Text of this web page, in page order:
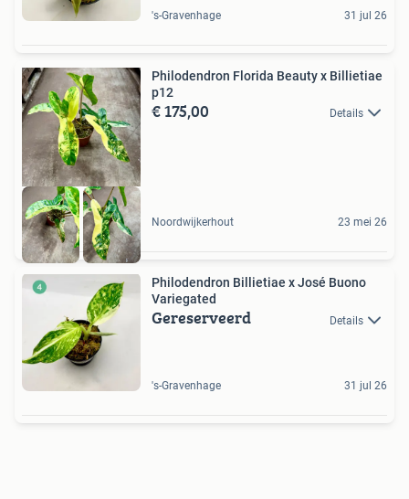
's-Gravenhage 31 jul 26
Philodendron Florida Beauty x Billietiae
p12
€ 175,00 Details
Noordwijkerhout 23 mei 26
Philodendron Billietiae x José Buono
Variegated
Gereserveerd Details
's-Gravenhage 31 jul 26